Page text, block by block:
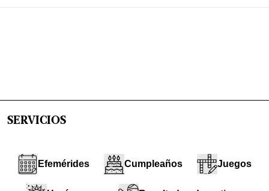
SERVICIOS
Efemérides Cumpleaños Juegos